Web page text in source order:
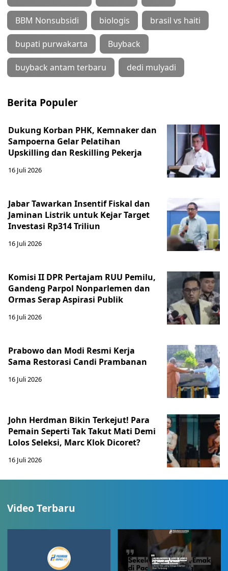
BBM Nonsubsidi biologis brasil vs haiti
bupati purwakarta Buyback
buyback antam terbaru dedi mulyadi
Berita Populer
Dukung Korban PHK, Kemnaker dan
Sampoerna Gelar Pelatihan
Upskilling dan Reskilling Pekerja
16 Juli 2026
Jabar Tawarkan Insentif Fiskal dan
Jaminan Listrik untuk Kejar Target
Investasi Rp314 Triliun
16 Juli 2026
Komisi II DPR Pertajam RUU Pemilu,
Gandeng Parpol Nonparlemen dan
Ormas Serap Aspirasi Publik
16 Juli 2026
Prabowo dan Modi Resmi Kerja
Sama Restorasi Candi Prambanan
16 Juli 2026
John Herdman Bikin Terkejut! Para
Pemain Seperti Tak Takut Mati Demi
Lolos Seleksi, Marc Klok Dicoret?
16 Juli 2026
Video Terbaru